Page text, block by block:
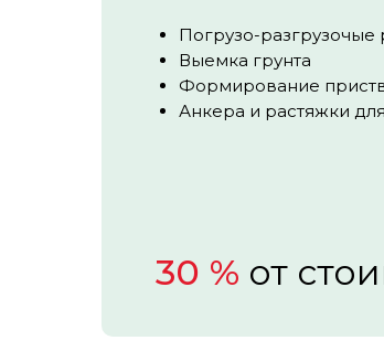
30 % от
Погрузо-разгрузочые
Выемка грунта
Формирование
Анкера и растяжки